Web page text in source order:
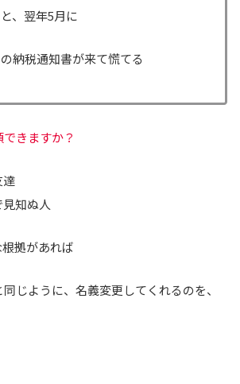
、翌年5月に
納税通知書が来て慌てる
きますか？
達
知ぬ人
拠があれば
じように、名義変更してくれるのを、